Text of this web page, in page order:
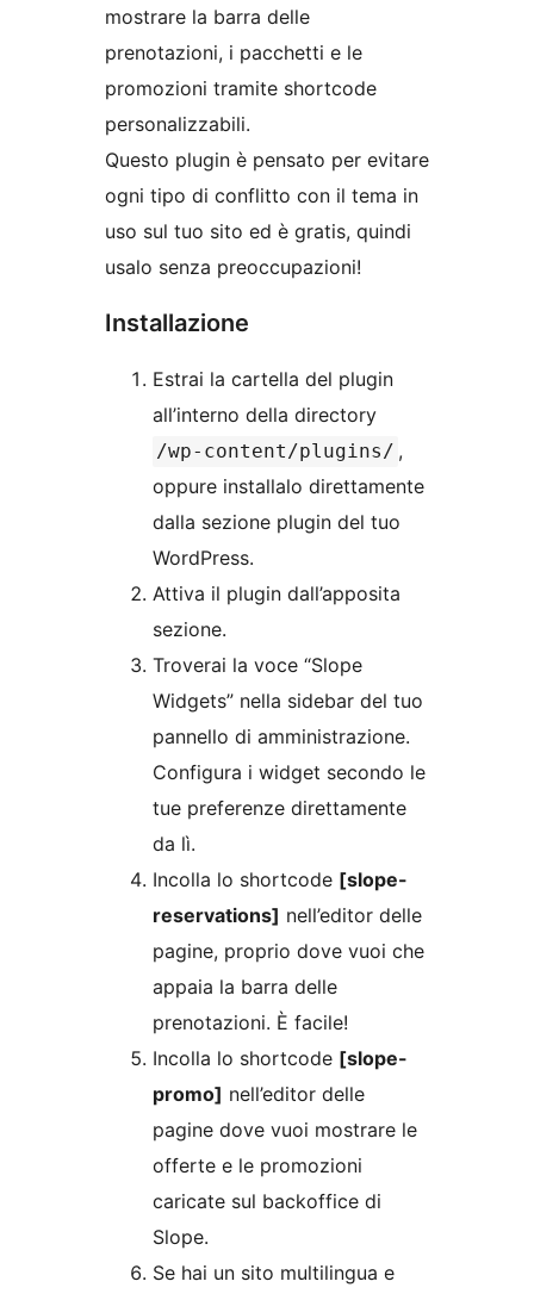
mostrare la barra delle
prenotazioni, i pacchetti e le
promozioni tramite shortcode
personalizzabili.
Questo plugin è pensato per evitare
ogni tipo di conflitto con il tema in
uso sul tuo sito ed è gratis, quindi
usalo senza preoccupazioni!
Installazione
Estrai la cartella del plugin
all’interno della directory
/wp-content/plugins/ ,
oppure installalo direttamente
dalla sezione plugin del tuo
WordPress.
Attiva il plugin dall’apposita
sezione.
Troverai la voce “Slope
Widgets” nella sidebar del tuo
pannello di amministrazione.
Configura i widget secondo le
tue preferenze direttamente
da lì.
Incolla lo shortcode [slope-
reservations] nell’editor delle
pagine, proprio dove vuoi che
appaia la barra delle
prenotazioni. È facile!
Incolla lo shortcode [slope-
promo] nell’editor delle
pagine dove vuoi mostrare le
offerte e le promozioni
caricate sul backoffice di
Slope.
Se hai un sito multilingua e